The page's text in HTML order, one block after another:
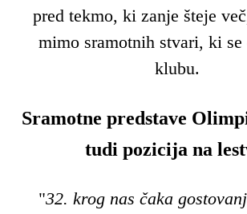
pred tekmo, ki zanje šteje
mimo sramotnih stvari, ki
klubu.
Sramotne predstave
tudi pozicija na
"32. krog nas čaka